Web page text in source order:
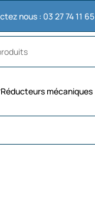
03 27 74 11 65
Réducteurs mécaniques